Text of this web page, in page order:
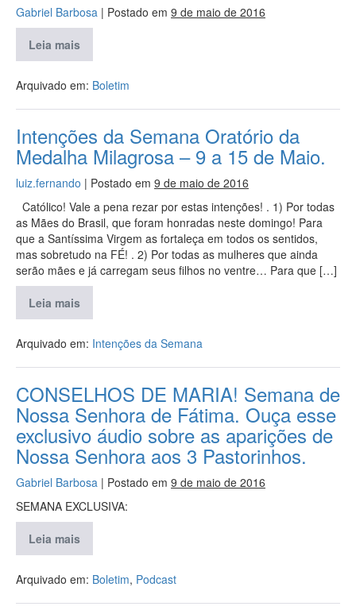
Gabriel Barbosa | Postado em 9 de maio de 2016
Leia mais
Arquivado em: Boletim
Intenções da Semana Oratório da
Medalha Milagrosa – 9 a 15 de Maio.
luiz.fernando | Postado em 9 de maio de 2016
Católico! Vale a pena rezar por estas intenções! . 1) Por todas
as Mães do Brasil, que foram honradas neste domingo! Para
que a Santíssima Virgem as fortaleça em todos os sentidos,
mas sobretudo na FÉ! . 2) Por todas as mulheres que ainda
serão mães e já carregam seus filhos no ventre… Para que […]
Leia mais
Arquivado em: Intenções da Semana
CONSELHOS DE MARIA! Semana de
Nossa Senhora de Fátima. Ouça esse
exclusivo áudio sobre as aparições de
Nossa Senhora aos 3 Pastorinhos.
Gabriel Barbosa | Postado em 9 de maio de 2016
SEMANA EXCLUSIVA:
Leia mais
Arquivado em: Boletim, Podcast